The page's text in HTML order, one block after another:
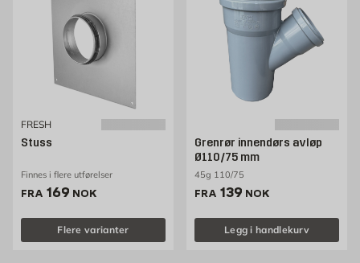
FRESH
Stuss
Finnes i flere utførelser
FRA Pris 169 NOK /stk
169 NOK
Flere varianter
Grenrør innendørs avløp
Ø110/75 mm
45g 110/75
FRA Pris 139 NOK /stk
139 NOK
Legg i handlekurv